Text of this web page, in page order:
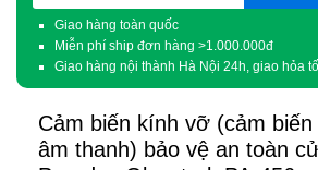
(Required)
Giao hàng toàn quốc
Miễn phí ship đơn hàng >1.000.000đ
Giao hàng nội thành Hà Nội 24h, giao hỏa
Cảm biến kính vỡ (cảm biến
âm thanh) bảo vệ an toàn